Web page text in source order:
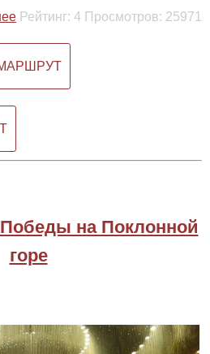
Рейтинг: 4 Просмотров: 25971
на Поклонной
горе